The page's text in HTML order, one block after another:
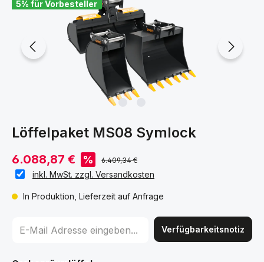
5% für Vorbesteller
Löffelpaket MS08 Symlock
6.088,87 € % 6.409,34 €
inkl. MwSt. zzgl. Versandkosten
In Produktion, Lieferzeit auf Anfrage
Verfügbarkeitsnotiz